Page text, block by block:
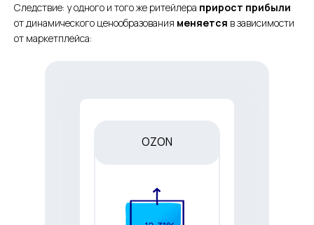
Следствие: у одного и того же ритейлера прирост прибыли
от динамического ценообразования меняется в зависимости
от маркетплейса:
OZON